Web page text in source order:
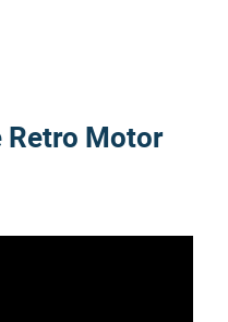
Retro Motor